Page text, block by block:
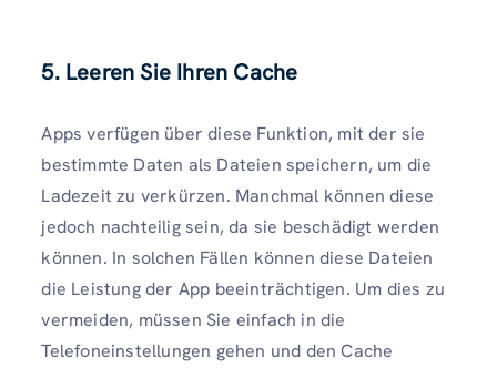
5. Leeren Sie Ihren Cache
Apps verfügen über diese Funktion, mit der sie
bestimmte Daten als Dateien speichern, um die
Ladezeit zu verkürzen. Manchmal können diese
jedoch nachteilig sein, da sie beschädigt werden
können. In solchen Fällen können diese Dateien
die Leistung der App beeinträchtigen. Um dies zu
vermeiden, müssen Sie einfach in die
Telefoneinstellungen gehen und den Cache